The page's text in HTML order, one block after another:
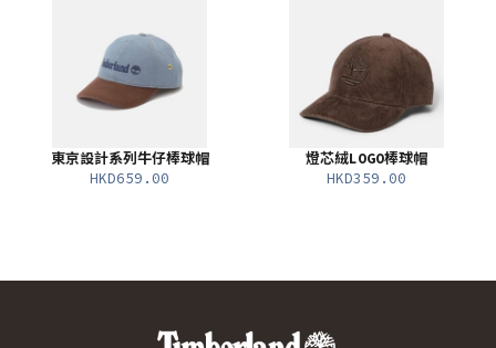
東京設計系列牛仔棒球帽
HKD659.00
燈芯絨LOGO棒球帽
HKD359.00